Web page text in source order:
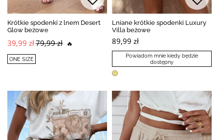
Krótkie spodenki z lnem Desert
Glow beżowe
39,99 zł79,99 zł 🔥
ONE SIZE
Lniane krótkie spodenki Luxury
Villa beżowe
89,99 zł
Powiadom mnie kiedy będzie
dostępny